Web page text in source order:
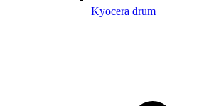
Kyocera drum